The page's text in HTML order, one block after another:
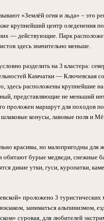
«Землёй огня и льда» – это
крупнейший центр оледенения
— действующие. Парк
здесь значительно меньше.
разделить на 3 кластера:
Камчатки — Ключевская
здесь расположены крупнейшие
представляющие не меньший
проложен маршрут для
конусы, лавовые поля и
красивы, но малопригодны для
обитают бурые медведи, снежные
дикие утки, гуси, куропатки,
проложено 3
заниматься альпинизмом,
суровая, для любителей